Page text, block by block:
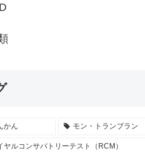
かん モン・トランブラン
ヤルコンサバトリーテスト（RCM）